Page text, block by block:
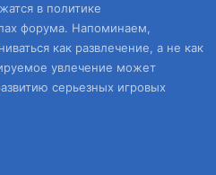
в политике
форума. Напоминаем,
как развлечение, а не как
увлечение может
серьезных игровых